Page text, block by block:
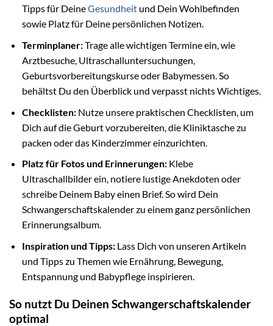
Tipps für DeineGesundheitund Dein Wohlbefinden
sowie Platz für Deine persönlichen Notizen.
Terminplaner:Trage alle wichtigen Termine ein, wie
Arztbesuche, Ultraschalluntersuchungen,
Geburtsvorbereitungskurse oder Babymessen. So
behältst Du den Überblick und verpasst nichts Wichtiges.
Checklisten:Nutze unsere praktischen Checklisten, um
Dich auf die Geburt vorzubereiten, die Kliniktasche zu
packen oder das Kinderzimmer einzurichten.
Platz für Fotos und Erinnerungen:Klebe
Ultraschallbilder ein, notiere lustige Anekdoten oder
schreibe Deinem Baby einen Brief. So wird Dein
Schwangerschaftskalender zu einem ganz persönlichen
Erinnerungsalbum.
Inspiration und Tipps:Lass Dich von unseren Artikeln
und Tipps zu Themen wie Ernährung, Bewegung,
Entspannung und Babypflege inspirieren.
So nutzt Du Deinen Schwangerschaftskalender
optimal